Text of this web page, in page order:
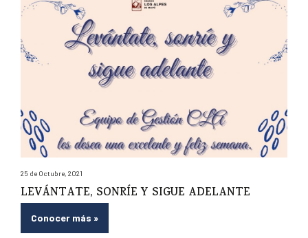
25 de Octubre, 2021
LEVÁNTATE, SONRÍE Y SIGUE ADELANTE
Conocer más »